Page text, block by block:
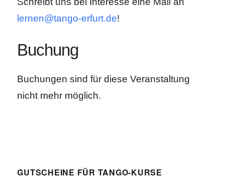
lernen@tango-erfurt.de!
Buchung
Buchungen sind für diese Veranstaltung
nicht mehr möglich.
GUTSCHEINE FÜR TANGO-KURSE